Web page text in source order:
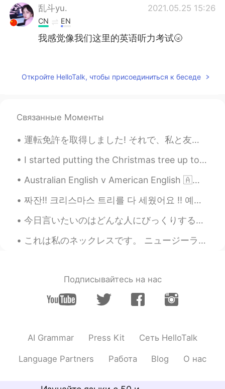
乱斗yu. 2021.05.25 15:26
CN EN
我感觉像我们这里的英语听力考试🌝
Germán
TR EN
How is my pronuncations , can you say
CN EN
2021.05.25 12:48
EN
ES EN
maybe the worst HAHAHA
Откройте HelloTalk, чтобы присоединиться к беседе
Связанные Моменты
運転免許を取得しました! それで、私と友達はビーチを訪れました。 楽しい時間を過ごした。🙂 I got a driver's licence! So my friends and I went...
I started putting the Christmas tree up today! There’s still a lot to do, but it’s already pretty...
Australian English v American English 🇦🇺 secondary school 🇺🇸 high school 🇦🇺 primary school ...
짜잔!! 크리스마스 트리를 다 세웠어요 !! 예이~~ 👏🏼👏🏼👏🏼👏🏼👏🏼👏🏼 I finally finished decorating my Christmas tree!! Do ...
今日言いたいのはどんな人にびっくりするかもしれませんが、僕は自分のアイデンティティを受け入れてくれる友達ができたいのです。ゲイです。隠すのが息苦しいから自由に息をしたいと思います。 ☺️☺️☺️...
これは私のネックレスです。 ニュージーランド/マオリ文化からです。 海の怪物か霊の守護者です。(Marakihau) 悪から守ると信じられています。 This is my Necklace f...
Подписывайтесь на нас
AI Grammar Press Kit Сеть HelloTalk
Language Partners Работа Blog О нас